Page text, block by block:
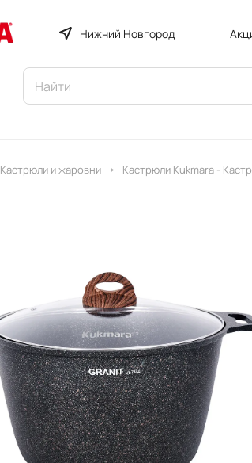
Нижний Новгород
Кастрюли и жаровни Кастрюли Kukmara -